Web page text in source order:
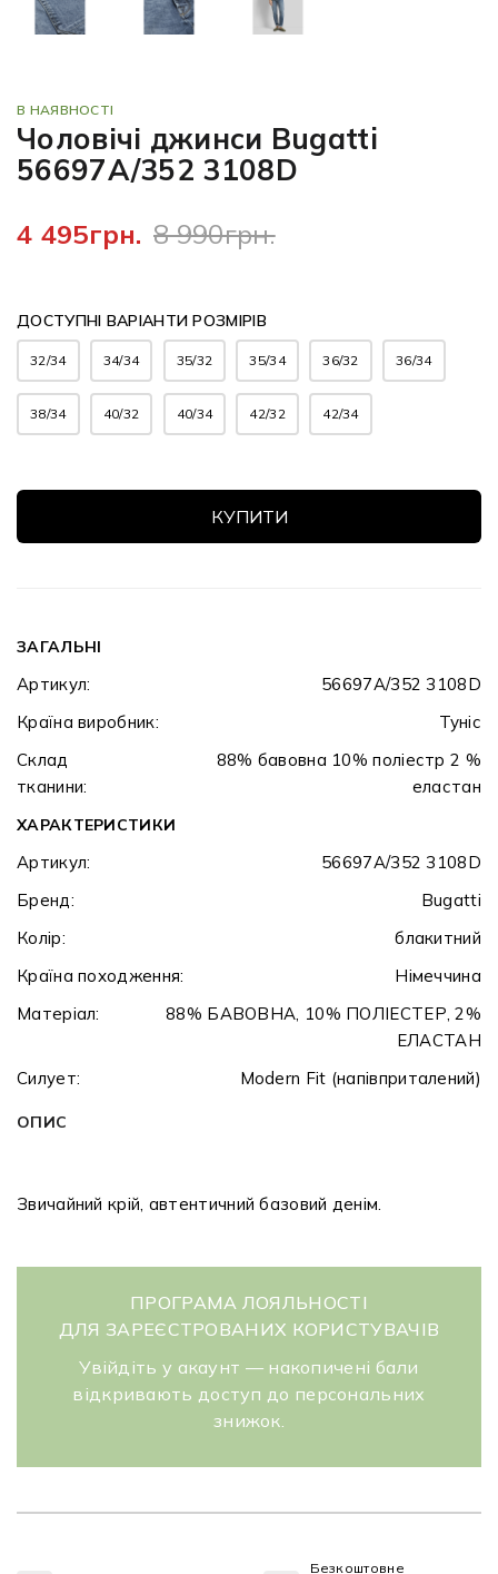
В НАЯВНОСТІ
Чоловічі джинси Bugatti
56697A/352 3108D
4 495грн. 8 990грн.
ДОСТУПНІ ВАРІАНТИ РОЗМІРІВ
32/34 34/34 35/32 35/34 36/32 36/34
38/34 40/32 40/34 42/32 42/34
КУПИТИ
ЗАГАЛЬНІ
Артикул:
56697A/352 3108D
Країна виробник:
Туніс
Склад
тканини:
88% бавовна 10% поліестр 2 %
еластан
ХАРАКТЕРИСТИКИ
Артикул:
56697A/352 3108D
Бренд:
Bugatti
Колір:
блакитний
Країна походження:
Німеччина
Матеріал:
88% БАВОВНА, 10% ПОЛІЕСТЕР, 2%
ЕЛАСТАН
Силует:
Modern Fit (напівприталений)
ОПИС
Звичайний крій, автентичний базовий денім.
ПРОГРАМА ЛОЯЛЬНОСТІ
ДЛЯ ЗАРЕЄСТРОВАНИХ КОРИСТУВАЧІВ
Увійдіть у акаунт — накопичені бали
відкривають доступ до персональних
знижок.
Безкоштовне